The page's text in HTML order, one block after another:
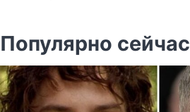
Популярно сейчас